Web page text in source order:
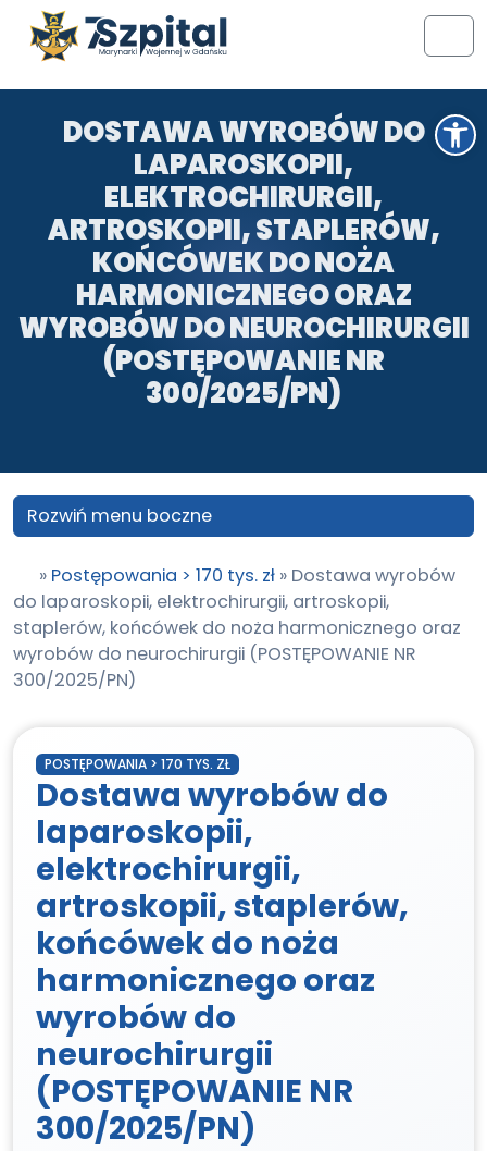
Otwórz pasek narzędzi
Przejdź do treści
Przejdź do stopki
DOSTAWA WYROBÓW DO
LAPAROSKOPII,
ELEKTROCHIRURGII,
ARTROSKOPII, STAPLERÓW,
KOŃCÓWEK DO NOŻA
HARMONICZNEGO ORAZ
WYROBÓW DO NEUROCHIRURGII
(POSTĘPOWANIE NR
300/2025/PN)
» Postępowania > 170 tys. zł » Dostawa wyrobów
do laparoskopii, elektrochirurgii, artroskopii,
staplerów, końcówek do noża harmonicznego oraz
wyrobów do neurochirurgii (POSTĘPOWANIE NR
300/2025/PN)
POSTĘPOWANIA > 170 TYS. ZŁ
Dostawa wyrobów do
laparoskopii,
elektrochirurgii,
artroskopii, staplerów,
końcówek do noża
harmonicznego oraz
wyrobów do
neurochirurgii
(POSTĘPOWANIE NR
300/2025/PN)
Rozwiń menu boczne